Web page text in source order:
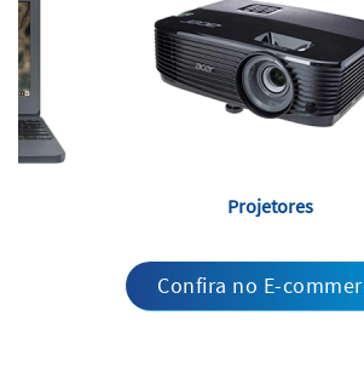
Projetores
Confira no E-